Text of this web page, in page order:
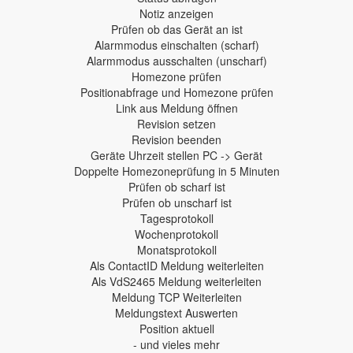
Notiz anzeigen
Prüfen ob das Gerät an ist
Alarmmodus einschalten (scharf)
Alarmmodus ausschalten (unscharf)
Homezone prüfen
Positionabfrage und Homezone prüfen
Link aus Meldung öffnen
Revision setzen
Revision beenden
Geräte Uhrzeit stellen PC -> Gerät
Doppelte Homezoneprüfung in 5 Minuten
Prüfen ob scharf ist
Prüfen ob unscharf ist
Tagesprotokoll
Wochenprotokoll
Monatsprotokoll
Als ContactID Meldung weiterleiten
Als VdS2465 Meldung weiterleiten
Meldung TCP Weiterleiten
Meldungstext Auswerten
Position aktuell
- und vieles mehr